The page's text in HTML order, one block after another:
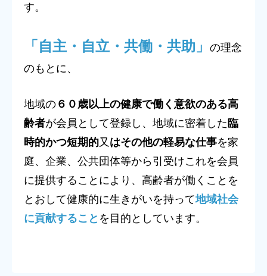
す。
「自主・自立・共働・共助」
の理念
のもとに、
地域の ６０歳以上の健康で働く意欲のある高
齢者が会員として登録し、地域に密着した 臨
時的かつ短期的又 はその他の軽易な仕事を家
庭、企業、公共団体等から引受けこれを会員
に提供することにより、高齢者が働くことを
とおして健康的に生きがいを持って地域社会
に貢献すること を目的としています。